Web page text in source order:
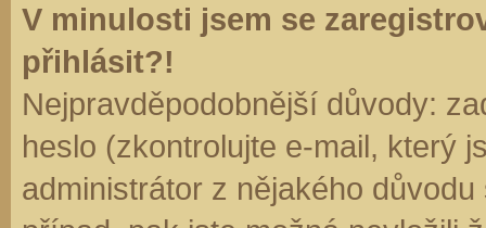
V minulosti jsem se
přihlásit?!
Nejpravděpodobnější důvody:
heslo (zkontrolujte e-mail, který
administrátor z nějakého